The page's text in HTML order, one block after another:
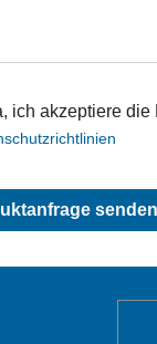
ich akzeptiere